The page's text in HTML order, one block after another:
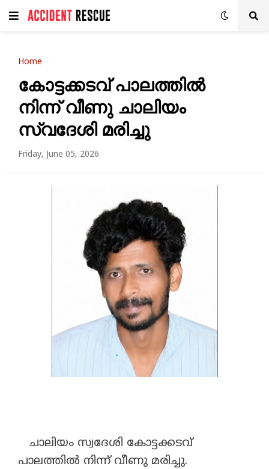
Home
കോട്ടക്കടവ് പാലത്തിൽ
നിന്ന് വീണു ചാലിയം
സ്വദേശി മരിച്ചു
Friday, June 05, 2026
ചാലിയം സ്വദേശി കോട്ടക്കടവ്
പാലത്തിൽ നിന്ന് വീണു മരിച്ചു.